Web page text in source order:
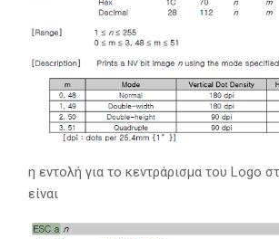
η εντολή για το κεντράρισμα του Logo
είναι